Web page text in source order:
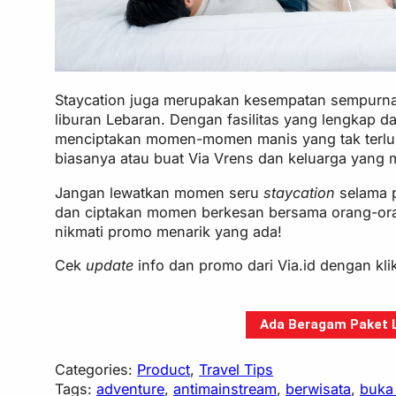
Staycation juga merupakan kesempatan
liburan Lebaran. Dengan fasilitas yang lengkap
menciptakan momen-momen manis yang tak
biasanya atau buat Via Vrens dan keluarga yang
Jangan lewatkan momen serustaycation selama
dan ciptakan momen berkesan bersama orang-
nikmati promo menarik yang ada!
Cek update info dan promo dari Via.id dengan
Ada Beragam Paket
Categories: Product, Travel Tips
Tags:adventure, antimainstream, berwisata,